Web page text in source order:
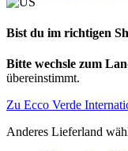
Bist du im richtigen
Bitte wechsle zum
übereinstimmt.
Zu Ecco Verde
Anderes Lieferland